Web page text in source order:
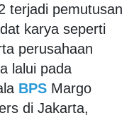
terjadi pemutusan
karya seperti
perusahaan
lalui pada
BPS Margo
di Jakarta,